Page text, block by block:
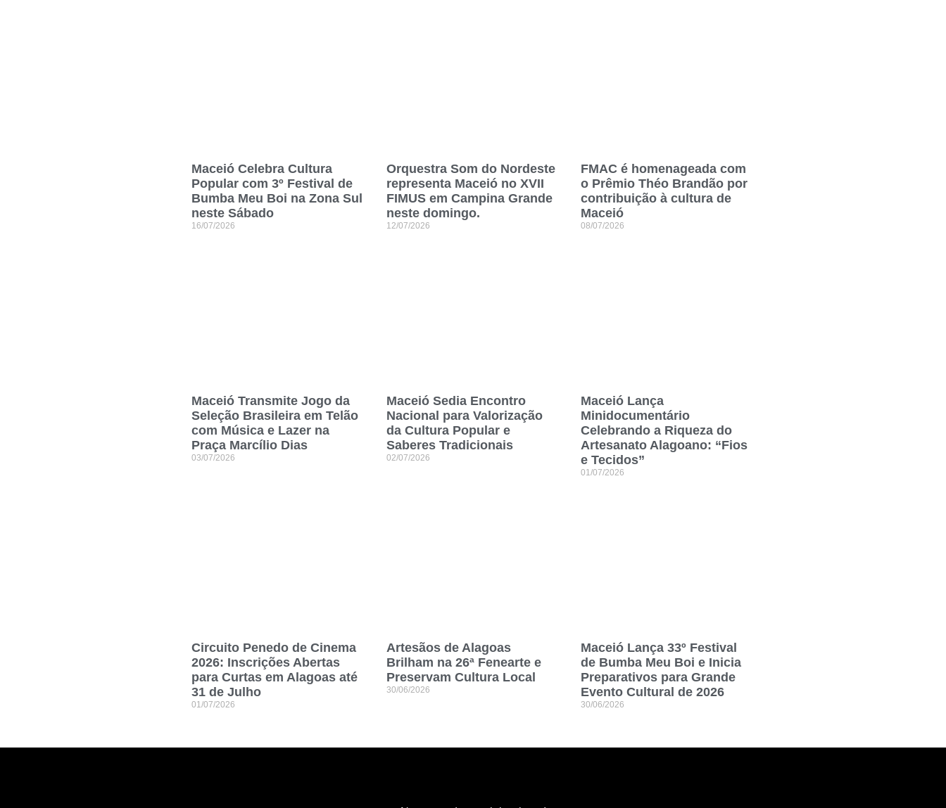
Maceió Celebra Cultura
Popular com 3º Festival de
Bumba Meu Boi na Zona Sul
neste Sábado
16/07/2026
Orquestra Som do Nordeste
representa Maceió no XVII
FIMUS em Campina Grande
neste domingo.
12/07/2026
FMAC é homenageada com
o Prêmio Théo Brandão por
contribuição à cultura de
Maceió
08/07/2026
Maceió Transmite Jogo da
Seleção Brasileira em Telão
com Música e Lazer na
Praça Marcílio Dias
03/07/2026
Maceió Sedia Encontro
Nacional para Valorização
da Cultura Popular e
Saberes Tradicionais
02/07/2026
Maceió Lança
Minidocumentário
Celebrando a Riqueza do
Artesanato Alagoano: “Fios
e Tecidos”
01/07/2026
Circuito Penedo de Cinema
2026: Inscrições Abertas
para Curtas em Alagoas até
31 de Julho
01/07/2026
Artesãos de Alagoas
Brilham na 26ª Fenearte e
Preservam Cultura Local
30/06/2026
Maceió Lança 33º Festival
de Bumba Meu Boi e Inicia
Preparativos para Grande
Evento Cultural de 2026
30/06/2026